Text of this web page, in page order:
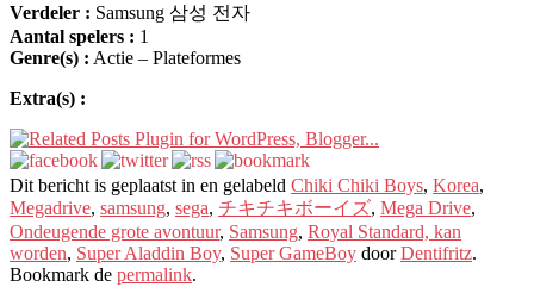
Verdeler : Samsung 삼성 전자
Aantal spelers : 1
Genre(s) : Actie – Plateformes
Extra(s) :
Dit bericht is geplaatst in en gelabeld Chiki Chiki Boys, Korea,
Megadrive, samsung, sega, チキチキボーイズ, Mega Drive,
Ondeugende grote avontuur, Samsung, Royal Standard, kan
worden, Super Aladdin Boy, Super GameBoy doorDentifritz.
Bookmark de permalink.